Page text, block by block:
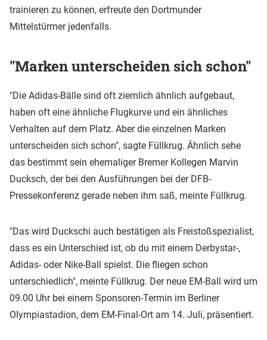
trainieren zu können, erfreute den Dortmunder
Mittelstürmer jedenfalls.
"Marken unterscheiden sich schon"
"Die Adidas-Bälle sind oft ziemlich ähnlich aufgebaut,
haben oft eine ähnliche Flugkurve und ein ähnliches
Verhalten auf dem Platz. Aber die einzelnen Marken
unterscheiden sich schon", sagte Füllkrug. Ähnlich sehe
das bestimmt sein ehemaliger Bremer Kollegen Marvin
Ducksch, der bei den Ausführungen bei der DFB-
Pressekonferenz gerade neben ihm saß, meinte Füllkrug.
"Das wird Duckschi auch bestätigen als Freistoßspezialist,
dass es ein Unterschied ist, ob du mit einem Derbystar-,
Adidas- oder Nike-Ball spielst. Die fliegen schon
unterschiedlich", meinte Füllkrug. Der neue EM-Ball wird um
09.00 Uhr bei einem Sponsoren-Termin im Berliner
Olympiastadion, dem EM-Final-Ort am 14. Juli, präsentiert.